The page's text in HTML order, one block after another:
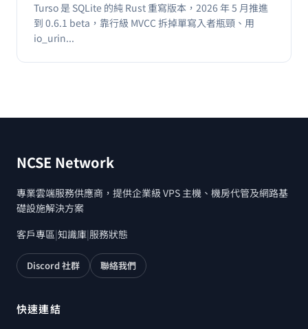
Turso 是 SQLite 的純 Rust 重寫版本，2026 年 5 月推進
到 0.6.1 beta，靠行級 MVCC 拆掉單寫入者瓶頸、用
io_urin...
NCSE Network
專業雲端服務供應商，提供企業級 VPS 主機、機房代管及網路基
礎設施解決方案
客戶專區|知識庫|服務狀態
Discord 社群 聯絡我們
快速連結